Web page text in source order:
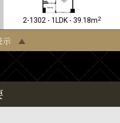
2-1302 - 1LDK - 39.18m2
示